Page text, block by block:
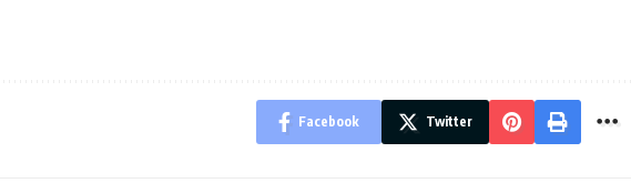
Facebook Twitter